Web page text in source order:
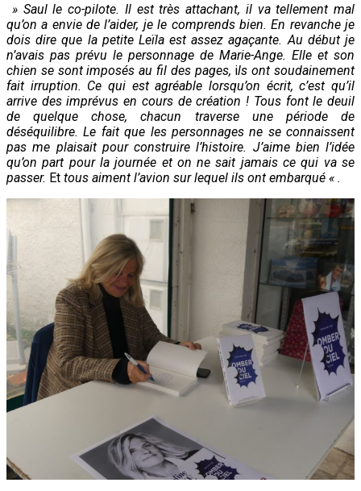
» Saul le co-pilote. Il est très attachant, il va tellement mal
qu’on a envie de l’aider, je le comprends bien. En revanche je
dois dire que la petite Leïla est assez agaçante. Au début je
n’avais pas prévu le personnage de Marie-Ange. Elle et son
chien se sont imposés au fil des pages, ils ont soudainement
fait irruption. Ce qui est agréable lorsqu’on écrit, c’est qu’il
arrive des imprévus en cours de création ! Tous font le deuil
de quelque chose, chacun traverse une période de
déséquilibre. Le fait que les personnages ne se connaissent
pas me plaisait pour construire l’histoire. J’aime bien l’idée
qu’on part pour la journée et on ne sait jamais ce qui va se
passer. Et tous aiment l’avion sur lequel ils ont embarqué « .